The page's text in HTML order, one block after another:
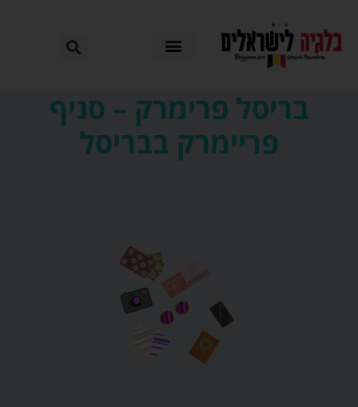
בריסל פרימרק – סניף
פריימרק בבריסל